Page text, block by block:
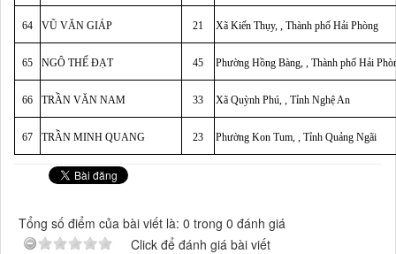
64 VŨ VĂN GIÁP 21 Xã Kiến Thụy, , Thành phố Hải Phòng
65 NGÔ THẾ ĐẠT 45 Phường Hồng Bàng, , Thành phố Hải
66 TRẦN VĂN NAM 33 Xã Quỳnh Phú, , Tỉnh Nghệ An
67 TRẦN MINH QUANG 23 Phường Kon Tum, , Tỉnh Quảng Ngãi
Tổng số điểm của bài viết là: 0 trong 0 đánh giá
Click để đánh giá bài viết